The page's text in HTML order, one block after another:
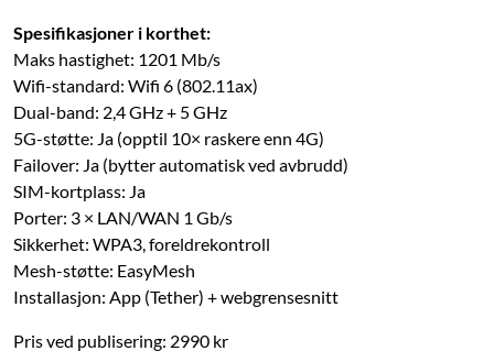
Spesifikasjoner i korthet:
Maks hastighet: 1201 Mb/s
Wifi-standard: Wifi 6 (802.11ax)
Dual-band: 2,4 GHz + 5 GHz
5G-støtte: Ja (opptil 10× raskere enn 4G)
Failover: Ja (bytter automatisk ved avbrudd)
SIM-kortplass: Ja
Porter: 3 × LAN/WAN 1 Gb/s
Sikkerhet: WPA3, foreldrekontroll
Mesh-støtte: EasyMesh
Installasjon: App (Tether) + webgrensesnitt
Pris ved publisering: 2990 kr